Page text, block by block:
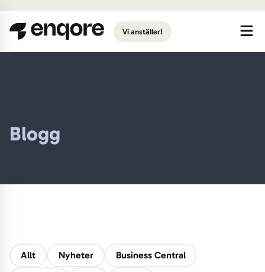
Vi anställer!
Blogg
Allt Nyheter Business Central